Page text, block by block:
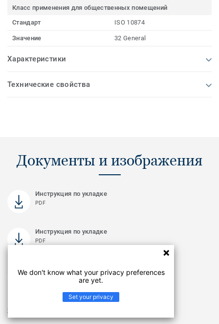
Класс применения для общественных помещений
Стандарт
ISO 10874
Значение 32 General
Характеристики
Технические свойства
Документы и изображения
Инструкция по укладке
PDF
Инструкция по укладке
PDF
Сертификат соответствия
Смотреть еще
We don't know what your privacy preferences
are yet.
Set your privacy